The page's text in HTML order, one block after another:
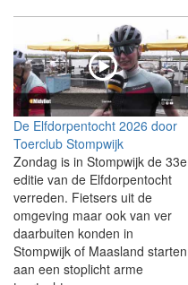
De Elfdorpentocht 2026 door
Toerclub Stompwijk
Zondag is in Stompwijk de 33e
editie van de Elfdorpentocht
verreden. Fietsers uit de
omgeving maar ook van ver
daarbuiten konden in
Stompwijk of Maasland starten
aan een stoplicht arme